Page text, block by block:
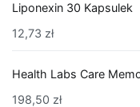
Liponexin 30 Kapsulek
12,73 zł
Health Labs Care
198,50 zł